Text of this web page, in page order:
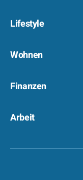
Lifestyle
Wohnen
Finanzen
Arbeit